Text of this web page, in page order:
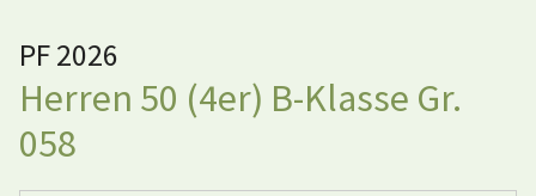
PF 2026
Herren 50 (4er) B-Klasse Gr.
058